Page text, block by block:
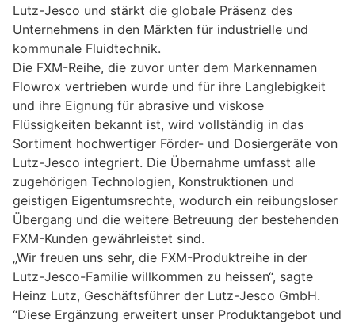
Lutz-Jesco und stärkt die globale Präsenz des
Unternehmens in den Märkten für industrielle und
kommunale Fluidtechnik.
Die FXM-Reihe, die zuvor unter dem Markennamen
Flowrox vertrieben wurde und für ihre Langlebigkeit
und ihre Eignung für abrasive und viskose
Flüssigkeiten bekannt ist, wird vollständig in das
Sortiment hochwertiger Förder- und Dosiergeräte von
Lutz-Jesco integriert. Die Übernahme umfasst alle
zugehörigen Technologien, Konstruktionen und
geistigen Eigentumsrechte, wodurch ein reibungsloser
Übergang und die weitere Betreuung der bestehenden
FXM-Kunden gewährleistet sind.
„Wir freuen uns sehr, die FXM-Produktreihe in der
Lutz-Jesco-Familie willkommen zu heissen“, sagte
Heinz Lutz, Geschäftsführer der Lutz-Jesco GmbH.
“Diese Ergänzung erweitert unser Produktangebot und